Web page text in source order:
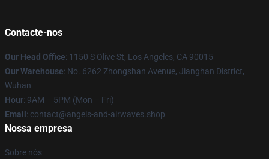
Contacte-nos
Our Head Office: 1150 S Olive St, Los Angeles, CA 90015
Our Warehouse: No. 6262 Zhongshan Avenue, Jianghan District,
Wuhan
Hour: 9AM – 5PM (Mon – Fri)
Email : contact@angels-and-airwaves.shop
Nossa empresa
Sobre nós